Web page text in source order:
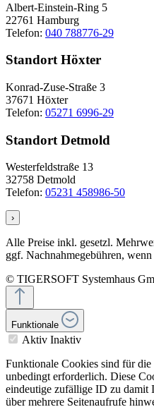
Albert-Einstein-Ring 5
22761 Hamburg
Telefon: 040 788776-29
Standort Höxter
Konrad-Zuse-Straße 3
37671 Höxter
Telefon: 05271 6996-29
Standort Detmold
Westerfeldstraße 13
32758 Detmold
Telefon: 05231 458986-50
›
Alle Preise inkl. gesetzl.
ggf. Nachnahmegebühren,
© TIGERSOFT Systemhaus
Funktionale
Aktiv Inaktiv
Funktionale Cookies sind für
unbedingt erforderlich. Diese
eindeutige zufällige ID zu damit
über mehrere Seitenaufrufe